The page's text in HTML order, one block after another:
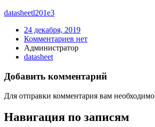
datasheetl201e3
24 декабря, 2019
Комментариев нет
Администратор
datasheet
Добавить комментарий
Для отправки комментария вам необходимо
Навигация по записям